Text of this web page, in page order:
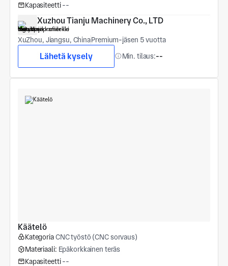
Kapasiteetti --
Xuzhou Tianju Machinery Co., LTD
XuZhou, Jiangsu, ChinaPremium-jäsen 5 vuotta
Lähetä kysely Min. tilaus:--
Käätelö
KategoriaCNC työstö (CNC sorvaus)
Materiaali: Epäkorkkainen teräs
Kapasiteetti --